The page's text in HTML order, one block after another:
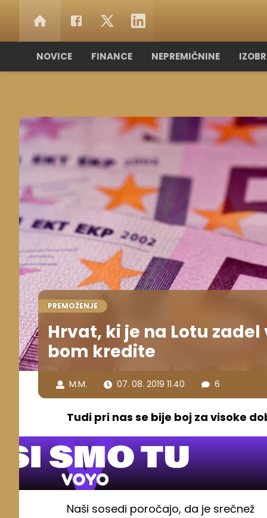
NOVICE FINANCE NEPREMIČNINE
PREMOŽENJE
Hrvat, ki je na Lotu
bom kredite
M.M. 07. 08. 2019 11.40 6
Tudi pri nas se bije boj za visoke
Naši sosedi poročajo, da je srečnež